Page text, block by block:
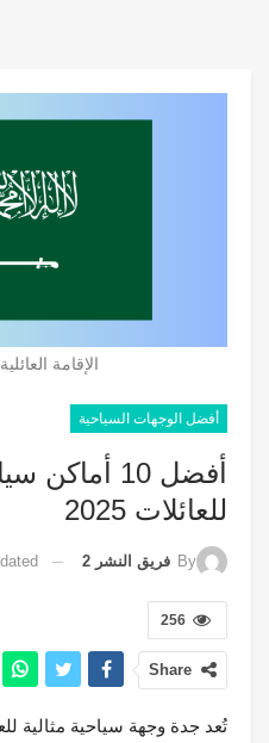
الإقامة
أفضل الوجهات السياحية
أفضل 10
للعائلات 2025
By فريق النشر 2
256
Share
تُعد جدة وجهة سياحية مثالية